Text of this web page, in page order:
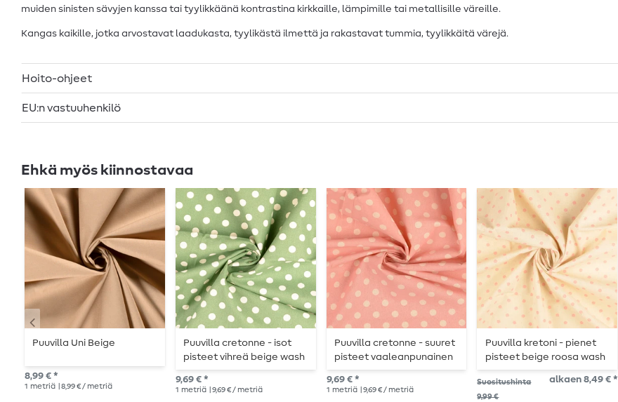
muiden sinisten sävyjen kanssa tai tyylikkäänä kontrastina kirkkaille, lämpimille tai metallisille väreille.
Kangas kaikille, jotka arvostavat laadukasta, tyylikästä ilmettä ja rakastavat tummia, tyylikkäitä värejä.
Hoito-ohjeet
EU:n vastuuhenkilö
Ehkä myös kiinnostavaa
Puuvilla Uni Beige
8,99 € *
1 metriä | 8,99 € / metriä
Puuvilla cretonne - isot
pisteet vihreä beige wash
9,69 € *
1 metriä | 9,69 € / metriä
Puuvilla cretonne - suuret
pisteet vaaleanpunainen
beige wash
9,69 € *
1 metriä | 9,69 € / metriä
Puuvilla kretoni - pienet
pisteet beige roosa wash
Suositushinta
9,99 €
alkaen 8,49 € *